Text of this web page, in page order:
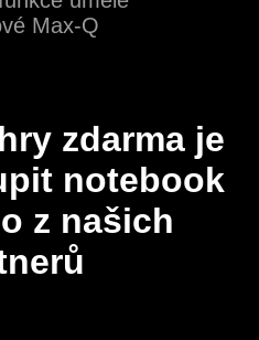
Max-Q
zdarma je
notebook
z našich